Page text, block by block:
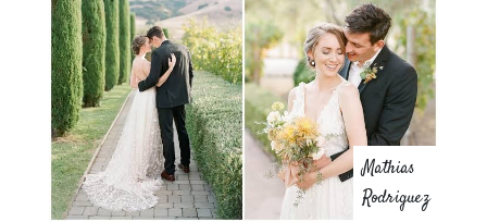
Mathias
Rodriguez